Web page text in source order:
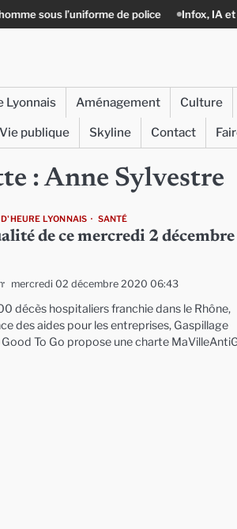
l’uniforme de police Infox, IA et
Lyonnais Aménagement Culture
Vie publique Skyline Contact
:Anne Sylvestre
LYONNAIS SANTÉ
de ce mercredi 2 décembre
mercredi 02 décembre 2020 06:43
décès hospitaliers franchie dans le Rhône,
des aides pour les entreprises, Gaspillage
To Go propose une charte